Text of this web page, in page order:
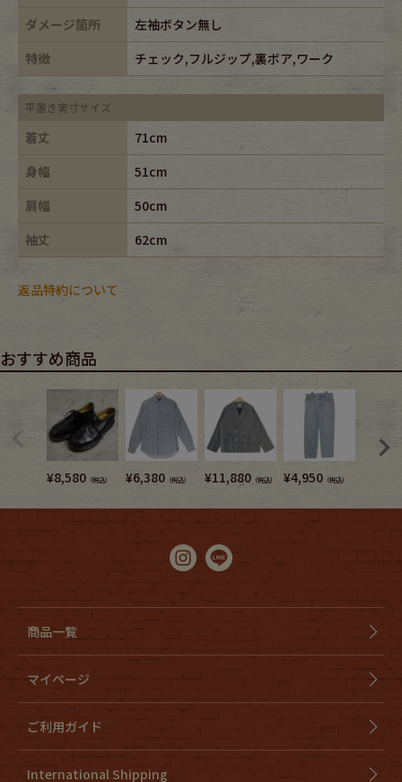
ダメージ箇所
左袖ボタン無し
特徴
チェック,フルジップ,裏ボア,ワーク
平置き実寸サイズ
着丈
71cm
身幅
51cm
肩幅
50cm
袖丈
62cm
返品特約について
おすすめ商品
¥8,580 （税込） ¥6,380 （税込） ¥11,880 （税込） ¥4,950 （税込）
商品一覧
マイページ
ご利用ガイド
International Shipping